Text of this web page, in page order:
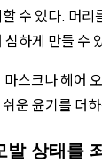
수 있다. 머
하게 만들 수
마스크나 헤어
운 윤기를 더
발 상태를